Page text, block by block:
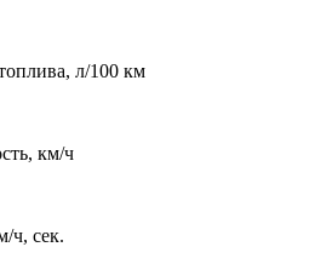
л/100 км
км/ч
ч, сек.